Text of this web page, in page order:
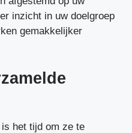
inzicht in uw doelgroep
gemakkelijker
het tijd om ze te